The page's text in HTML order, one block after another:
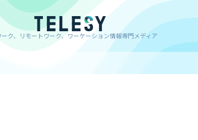
ーク、リモートワーク、ワーケーション情報専門メディア